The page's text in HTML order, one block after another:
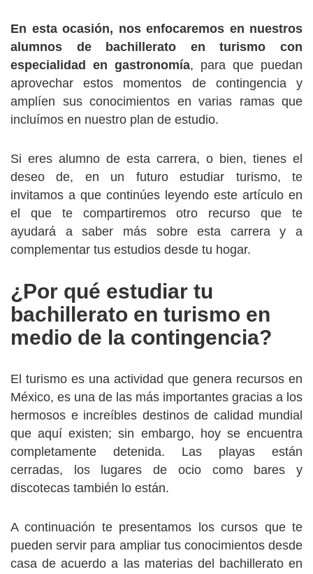
En esta ocasión, nos enfocaremos en nuestros
alumnos de bachillerato en turismo con
especialidad en gastronomía, para que puedan
aprovechar estos momentos de contingencia y
amplíen sus conocimientos en varias ramas que
incluímos en nuestro plan de estudio.
Si eres alumno de esta carrera, o bien, tienes el
deseo de, en un futuro estudiar turismo, te
invitamos a que continúes leyendo este artículo en
el que te compartiremos otro recurso que te
ayudará a saber más sobre esta carrera y a
complementar tus estudios desde tu hogar.
¿Por qué estudiar tu
bachillerato en turismo en
medio de la contingencia?
El turismo es una actividad que genera recursos en
México, es una de las más importantes gracias a los
hermosos e increíbles destinos de calidad mundial
que aquí existen; sin embargo, hoy se encuentra
completamente detenida. Las playas están
cerradas, los lugares de ocio como bares y
discotecas también lo están.
A continuación te presentamos los cursos que te
pueden servir para ampliar tus conocimientos desde
casa de acuerdo a las materias del bachillerato en